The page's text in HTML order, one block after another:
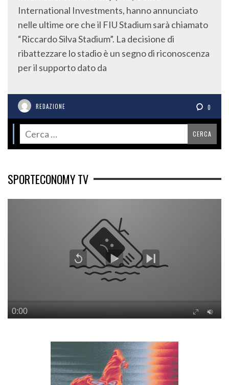
International Investments, hanno annunciato
nelle ultime ore che il FIU Stadium sarà chiamato
“Riccardo Silva Stadium”. La decisione di
ribattezzare lo stadio è un segno di riconoscenza
per il supporto dato da
REDAZIONE 0
SPORTECONOMY TV